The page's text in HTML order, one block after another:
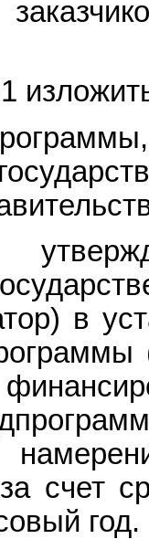
в
счет
год.